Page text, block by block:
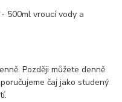
500ml vroucí vody a
Později můžete denně
čaj jako studený